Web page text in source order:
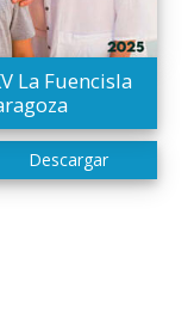
La Fuencisla